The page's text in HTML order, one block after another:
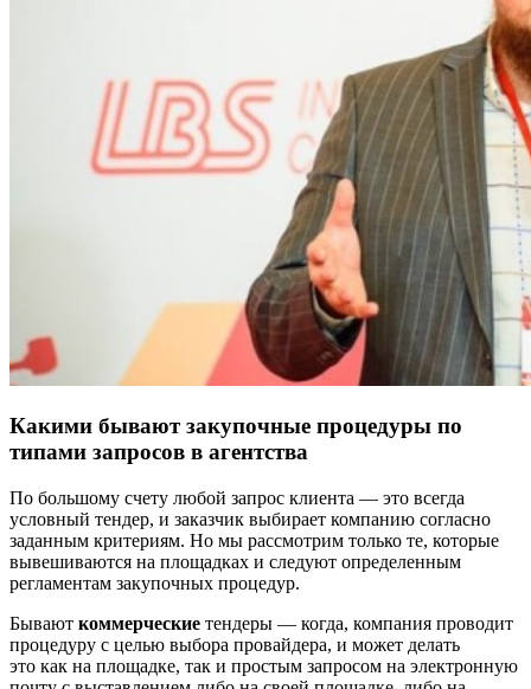
Какими бывают закупочные процедуры по
типами запросов в агентства
По большому счету любой запрос клиента — это всегда
условный тендер, и заказчик выбирает компанию согласно
заданным критериям. Но мы рассмотрим только те, которые
вывешиваются на площадках и следуют определенным
регламентам закупочных процедур.
Бывают коммерческие тендеры — когда, компания проводит
процедуру с целью выбора провайдера, и может делать
это как на площадке, так и простым запросом на электронную